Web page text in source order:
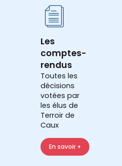
Les
comptes-
rendus
Toutes les
décisions
votées par
les élus de
Terroir de
Caux
En savoir +